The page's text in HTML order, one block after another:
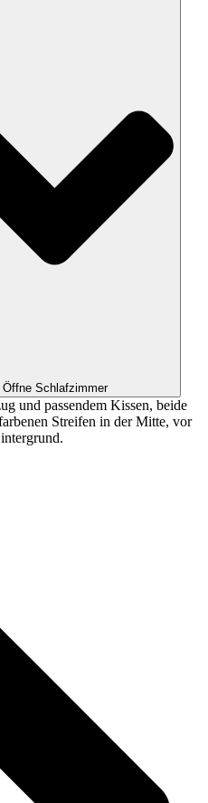
Öffne Schlafzimmer